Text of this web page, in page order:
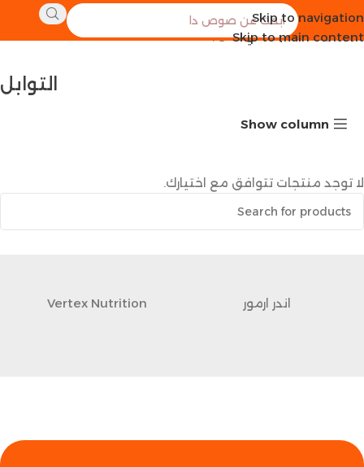
Skip to navigation
Skip to main content
الرئيسية طعام صحي التوابل
التوابل
Show column
لا توجد منتجات تتوافق مع اختيارك.
اندر ارمور Vertex Nutrition